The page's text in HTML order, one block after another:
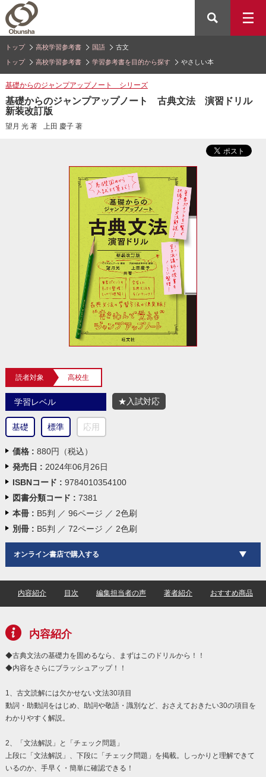
トップ 高校学習参考書 国語 古文
トップ 高校学習参考書 学習参考書を目的から探す やさしい本
基礎からのジャンプアップノート シリーズ
基礎からのジャンプアップノート 古典文法 演習ドリル
新装改訂版
望月 光 著 上田 慶子 著
読者対象 高校生
学習レベル
基礎 標準 応用
★入試対応
価格 : 880円（税込）
発売日 : 2024年06月26日
ISBNコード : 9784010354100
図書分類コード : 7381
本冊 : B5判 ／ 96ページ ／ 2色刷
別冊 : B5判 ／ 72ページ ／ 2色刷
オンライン書店で購入する
内容紹介 目次 編集担当者の声 著者紹介 おすすめ商品
内容紹介
◆古典文法の基礎力を固めるなら、まずはこのドリルから！！
◆内容をさらにブラッシュアップ！！
1、古文読解には欠かせない文法30項目
動詞・助動詞をはじめ、助詞や敬語・識別など、おさえておきたい30の項目を
わかりやすく解説。
2、「文法解説」と「チェック問題」
上段に「文法解説」、下段に「チェック問題」を掲載。しっかりと理解できて
いるのか、手早く・簡単に確認できる！